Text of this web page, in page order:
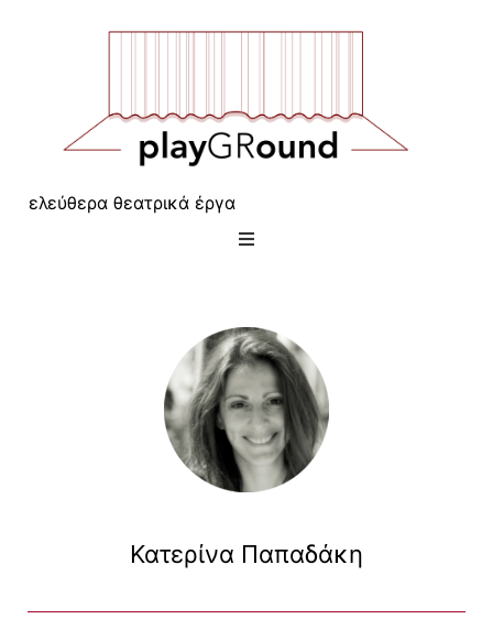
ελεύθερα θεατρικά έργα
Κατερίνα Παπαδάκη